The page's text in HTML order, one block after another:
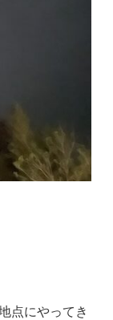
点にやってき